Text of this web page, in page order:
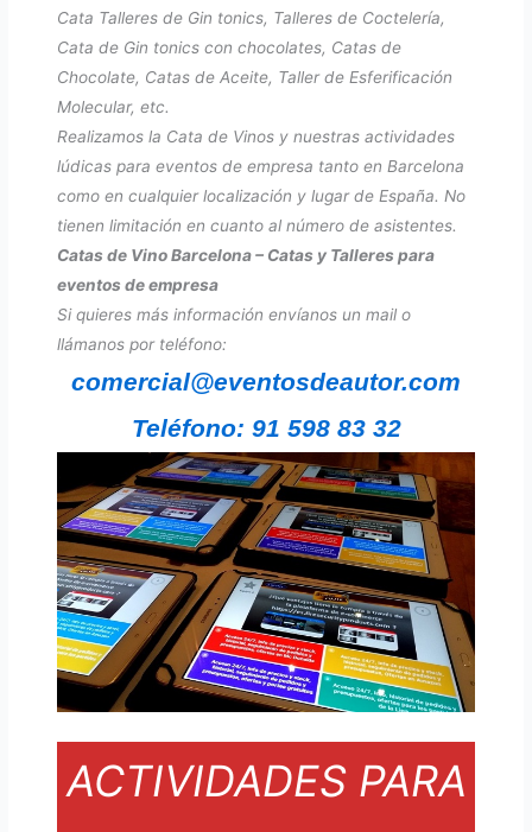
Cata Talleres de Gin tonics, Talleres de Coctelería,
Cata de Gin tonics con chocolates, Catas de
Chocolate, Catas de Aceite, Taller de Esferificación
Molecular, etc.
Realizamos la Cata de Vinos y nuestras actividades
lúdicas para eventos de empresa tanto en Barcelona
como en cualquier localización y lugar de España. No
tienen limitación en cuanto al número de asistentes.
Catas de Vino Barcelona – Catas y Talleres para
eventos de empresa
Si quieres más información envíanos un mail o
llámanos por teléfono:
comercial@eventosdeautor.com
Teléfono: 91 598 83 32
ACTIVIDADES PARA